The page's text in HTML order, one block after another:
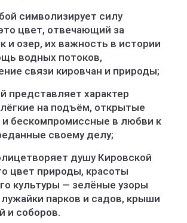
символизирует силу
цвет, отвечающий за
и озер, их важность в истории
водных потоков,
связи кировчан и природы;
представляет характер
на подъём, открытые
и бескомпромиссные в любви к
своему делу;
душу Кировской
цвет природы, красоты
культуры — зелёные узоры
парков и садов, крыши
и соборов.